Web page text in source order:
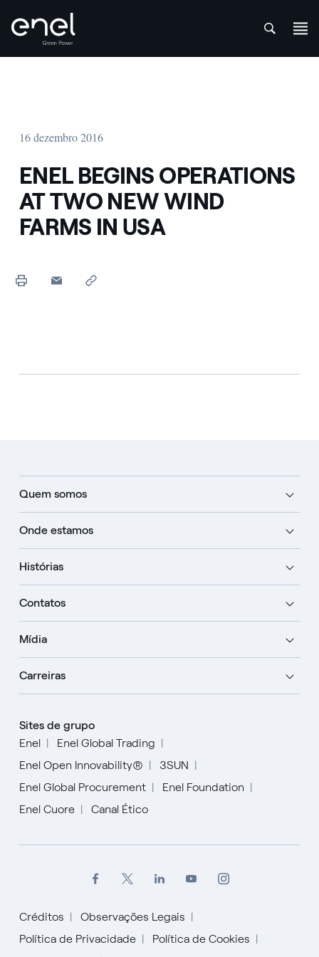
16 dezembro 2016
ENEL BEGINS OPERATIONS
AT TWO NEW WIND
FARMS IN USA
Quem somos
Onde estamos
Histórias
Contatos
Mídia
Carreiras
Sites de grupo
Enel
Enel Global Trading
Enel Open Innovability®
3SUN
Enel Global Procurement
Enel Foundation
Enel Cuore
Canal Ético
Créditos
Observações Legais
Política de Privacidade
Política de Cookies